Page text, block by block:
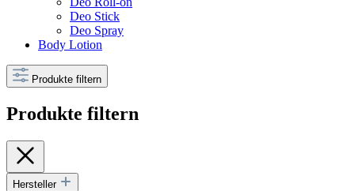
Deo Stick
Deo Spray
Body Lotion
Produkte filtern
Produkte filtern
Hersteller